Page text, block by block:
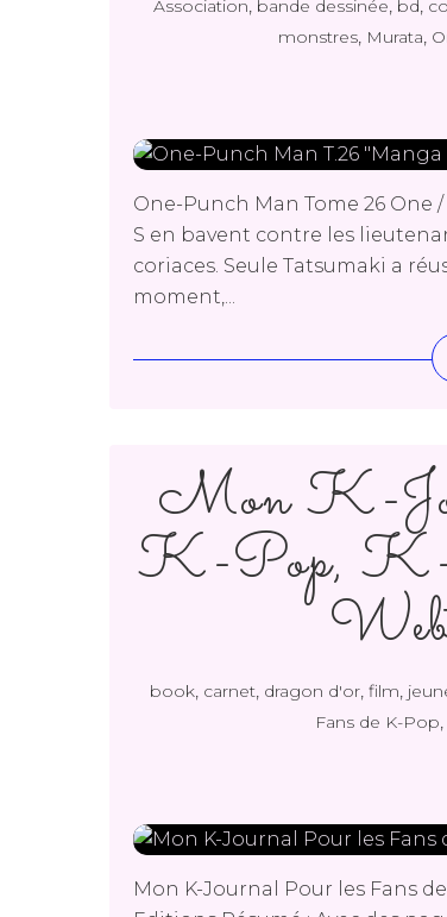
Association, bande dessinée, bd,
monstres, Murata,
One-Punch Man Tome 26 One
S en bavent contre les
coriaces. Seule Tatsumaki a
moment,...
Mon K-
K-Pop, K-
book, carnet, dragon d'or, film,
Fans de K-Pop,
Mon K-Journal Pour les Fans